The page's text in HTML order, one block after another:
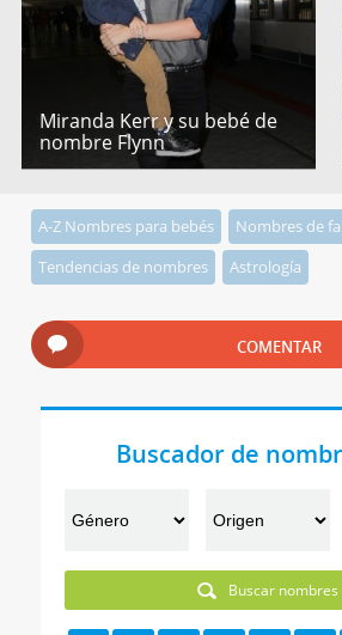
Miranda Kerr y su bebé de
nombre Flynn
A-Z Nombres para bebés
Nombres de
Tendencias de nombres
Astrología
COMENTAR
Buscador de
Buscar nombres